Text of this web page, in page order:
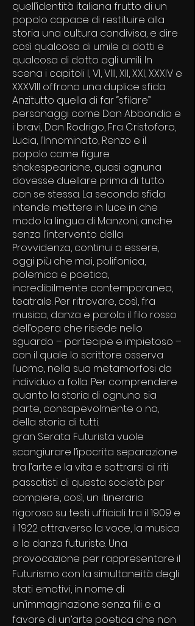
quell’identità italiana frutto di un
popolo capace di restituire alla
storia una cultura condivisa, e dire
così qualcosa di umile ai dotti e
qualcosa di dotto agli umili. In
scena i capitoli I, VI, VIII, XII, XXI, XXXIV e
XXXVIII offrono una duplice sfida.
Anzitutto quella di far “sfilare”
personaggi come Don Abbondio e
i bravi, Don Rodrigo, Fra Cristoforo,
Lucia, l’Innominato, Renzo e il
popolo come figure
shakespeariane, quasi ognuna
dovesse duellare prima di tutto
con se stessa. La seconda sfida
intende mettere in luce in che
modo la lingua di Manzoni, anche
senza l’intervento della
Provvidenza, continui a essere,
oggi più che mai, polifonica,
polemica e poetica,
incredibilmente contemporanea,
teatrale. Per ritrovare, così, fra
musica, danza e parola il filo rosso
dell’opera che risiede nello
sguardo – partecipe e impietoso –
con il quale lo scrittore osserva
l’uomo, nella sua metamorfosi da
individuo a folla. Per comprendere
quanto la storia di ognuno sia
parte, consapevolmente o no,
della storia di tutti.
gran Serata Futurista vuole
scongiurare l’ipocrita separazione
tra l’arte e la vita e sottrarsi ai riti
passatisti di questa società per
compiere, così, un itinerario
rigoroso su testi ufficiali tra il 1909 e
il 1922 attraverso la voce, la musica
e la danza futuriste. Una
provocazione per rappresentare il
Futurismo con la simultaneità degli
stati emotivi, in nome di
un’immaginazione senza fili e a
favore di un’arte poetica che non